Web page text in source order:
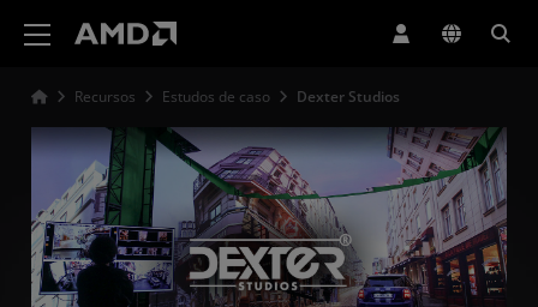
Recursos Estudos de caso Dexter Studios